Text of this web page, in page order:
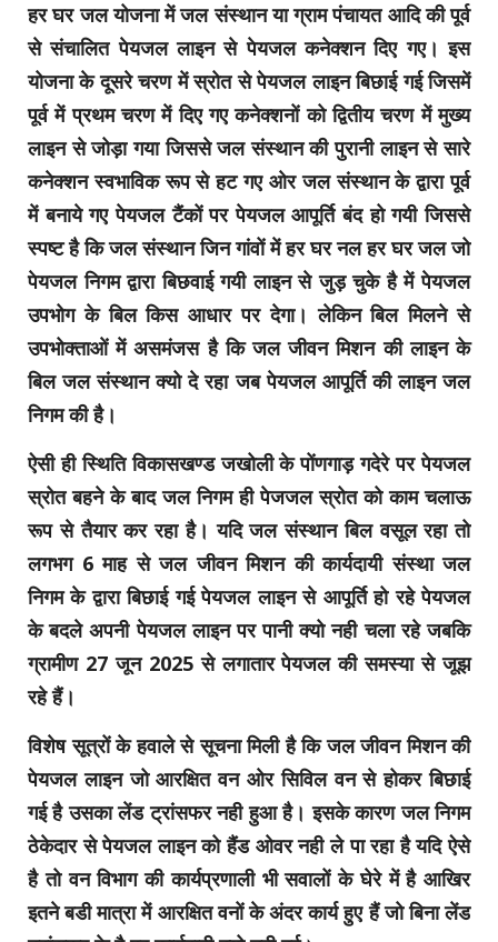
हर घर जल योजना में जल संस्थान या ग्राम पंचायत आदि की पूर्व
से संचालित पेयजल लाइन से पेयजल कनेक्शन दिए गए। इस
योजना के दूसरे चरण में स्रोत से पेयजल लाइन बिछाई गई जिसमें
पूर्व में प्रथम चरण में दिए गए कनेक्शनों को द्वितीय चरण में मुख्य
लाइन से जोड़ा गया जिससे जल संस्थान की पुरानी लाइन से सारे
कनेक्शन स्वभाविक रूप से हट गए ओर जल संस्थान के द्वारा पूर्व
में बनाये गए पेयजल टैंकों पर पेयजल आपूर्ति बंद हो गयी जिससे
स्पष्ट है कि जल संस्थान जिन गांवों में हर घर नल हर घर जल जो
पेयजल निगम द्वारा बिछवाई गयी लाइन से जुड़ चुके है में पेयजल
उपभोग के बिल किस आधार पर देगा। लेकिन बिल मिलने से
उपभोक्ताओं में असमंजस है कि जल जीवन मिशन की लाइन के
बिल जल संस्थान क्यो दे रहा जब पेयजल आपूर्ति की लाइन जल
निगम की है।
ऐसी ही स्थिति विकासखण्ड जखोली के पोंणगाड़ गदेरे पर पेयजल
स्रोत बहने के बाद जल निगम ही पेजजल स्रोत को काम चलाऊ
रूप से तैयार कर रहा है। यदि जल संस्थान बिल वसूल रहा तो
लगभग 6 माह से जल जीवन मिशन की कार्यदायी संस्था जल
निगम के द्वारा बिछाई गई पेयजल लाइन से आपूर्ति हो रहे पेयजल
के बदले अपनी पेयजल लाइन पर पानी क्यो नही चला रहे जबकि
ग्रामीण 27 जून 2025 से लगातार पेयजल की समस्या से जूझ
रहे हैं।
विशेष सूत्रों के हवाले से सूचना मिली है कि जल जीवन मिशन की
पेयजल लाइन जो आरक्षित वन ओर सिविल वन से होकर बिछाई
गई है उसका लेंड ट्रांसफर नही हुआ है। इसके कारण जल निगम
ठेकेदार से पेयजल लाइन को हैंड ओवर नही ले पा रहा है यदि ऐसे
है तो वन विभाग की कार्यप्रणाली भी सवालों के घेरे में है आखिर
इतने बडी मात्रा में आरक्षित वनों के अंदर कार्य हुए हैं जो बिना लेंड